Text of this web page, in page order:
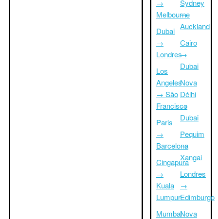
→
Melbourne
Dubai
→
Londres
Los
Angeles
→ São
Francisco
Paris
→
Barcelona
Cingapura
→
Kuala
Lumpur
Mumbai
Sydney
→
Auckland
Cairo
→
Dubai
Nova
Délhi
→
Dubai
Pequim
→
Xangai
Londres
→
Edimburgo
Nova